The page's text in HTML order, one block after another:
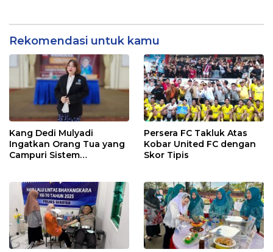
Rekomendasi untuk kamu
Kang Dedi Mulyadi
Ingatkan Orang Tua yang
Campuri Sistem
Etika Hukum Pendidikan
Persera FC Takluk Atas
Kobar United FC dengan
Skor Tipis